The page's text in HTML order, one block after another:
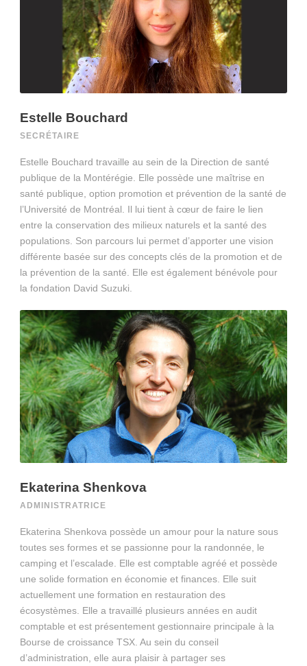
Estelle Bouchard
SECRÉTAIRE
Estelle Bouchard travaille au sein de la Direction de santé
publique de la Montérégie. Elle possède une maîtrise en
santé publique, option promotion et prévention de la santé de
l’Université de Montréal. Il lui tient à cœur de faire le lien
entre la conservation des milieux naturels et la santé des
populations. Son parcours lui permet d’apporter une vision
différente basée sur des concepts clés de la promotion et de
la prévention de la santé. Elle est également bénévole pour
la fondation David Suzuki.
Ekaterina Shenkova
ADMINISTRATRICE
Ekaterina Shenkova possède un amour pour la nature sous
toutes ses formes et se passionne pour la randonnée, le
camping et l’escalade. Elle est comptable agréé et possède
une solide formation en économie et finances. Elle suit
actuellement une formation en restauration des
écosystèmes. Elle a travaillé plusieurs années en audit
comptable et est présentement gestionnaire principale à la
Bourse de croissance TSX. Au sein du conseil
d’administration, elle aura plaisir à partager ses